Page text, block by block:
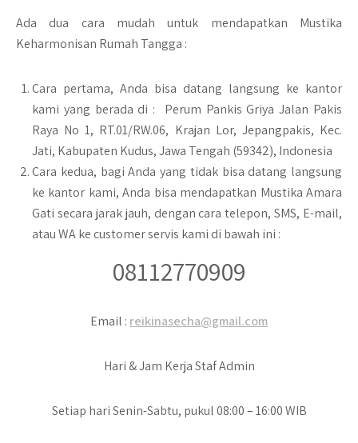
Ada dua cara mudah untuk mendapatkan Mustika
Keharmonisan Rumah Tangga :
Cara pertama, Anda bisa datang langsung ke kantor
kami yang berada di :
Perum Pankis Griya Jalan Pakis
Raya No 1, RT.01/RW.06, Krajan Lor, Jepangpakis, Kec.
Jati, Kabupaten Kudus, Jawa Tengah (59342), Indonesia
Cara kedua, bagi Anda yang tidak bisa datang langsung
ke kantor kami, Anda bisa mendapatkan Mustika Amara
Gati secara jarak jauh, dengan cara telepon, SMS, E-mail,
atau WA ke customer servis kami di bawah ini :
08112770909
Email : reikinasecha@gmail.com
Hari & Jam Kerja Staf Admin
Setiap hari Senin-Sabtu, pukul 08:00 – 16:00 WIB